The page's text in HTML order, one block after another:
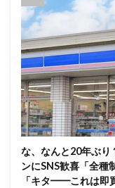
な、なんと20年ぶり
ンにSNS歓喜「全種
「キタ━━これは即